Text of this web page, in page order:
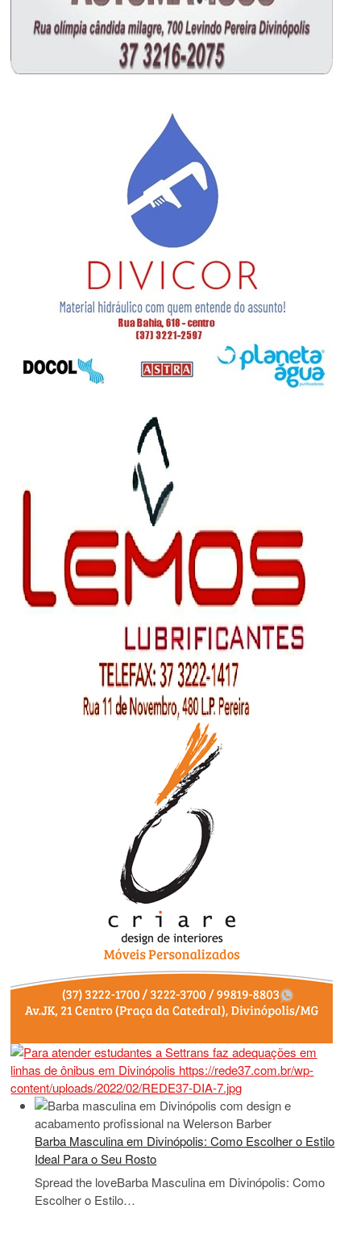
Barba Masculina em Divinópolis: Como Escolher o Estilo
Ideal Para o Seu Rosto
Spread the loveBarba Masculina em Divinópolis: Como
Escolher o Estilo…